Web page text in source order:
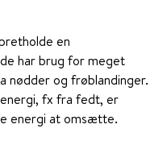
en
har brug for meget
nødder og frøblandinger.
fx fra fedt, er
energi at omsætte.